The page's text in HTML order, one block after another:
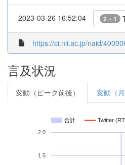
2023-03-26 16:52:04 2 + 1
https://ci.nii.ac.jp/naid/
言及状況
変動（ピーク前後） 変動（月
合計 Twitter
1.5
2.0